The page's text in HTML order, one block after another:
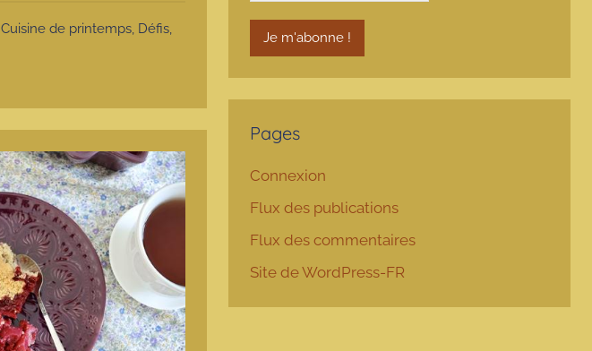
Cuisine de printemps, Défis,
Pages
Connexion
Flux des publications
Flux des commentaires
Site de WordPress-FR